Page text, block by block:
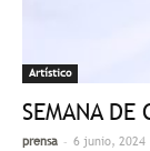
Artístico
SEMANA DE
prensa - 6 junio, 2024